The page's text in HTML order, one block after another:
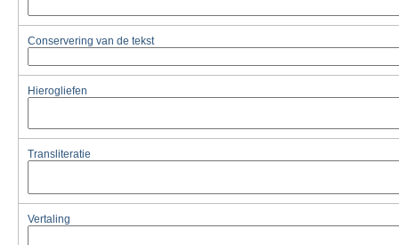
Conservering van de tekst
Hierogliefen
Transliteratie
Vertaling